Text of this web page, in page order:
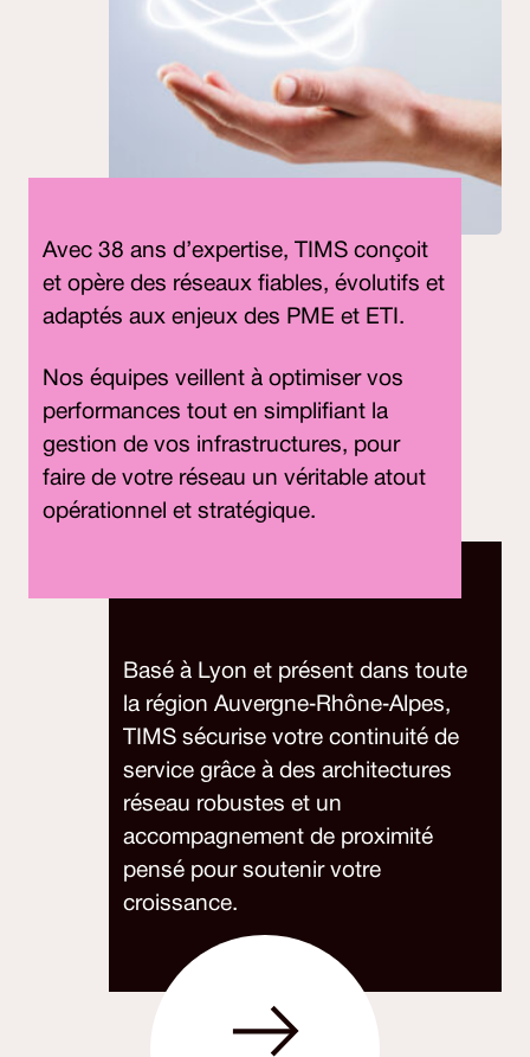
Avec 38 ans d’expertise, TIMS conçoit
et opère des réseaux fiables, évolutifs et
adaptés aux enjeux des PME et ETI.
Nos équipes veillent à optimiser vos
performances tout en simplifiant la
gestion de vos infrastructures, pour
faire de votre réseau un véritable atout
opérationnel et stratégique.
Basé à Lyon et présent dans toute
la région Auvergne‑Rhône‑Alpes,
TIMS sécurise votre continuité de
service grâce à des architectures
réseau robustes et un
accompagnement de proximité
pensé pour soutenir votre
croissance.